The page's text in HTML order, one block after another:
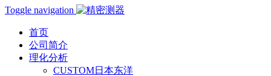
Toggle navigation
首页
公司简介
理化分析
CUSTOM日本东洋